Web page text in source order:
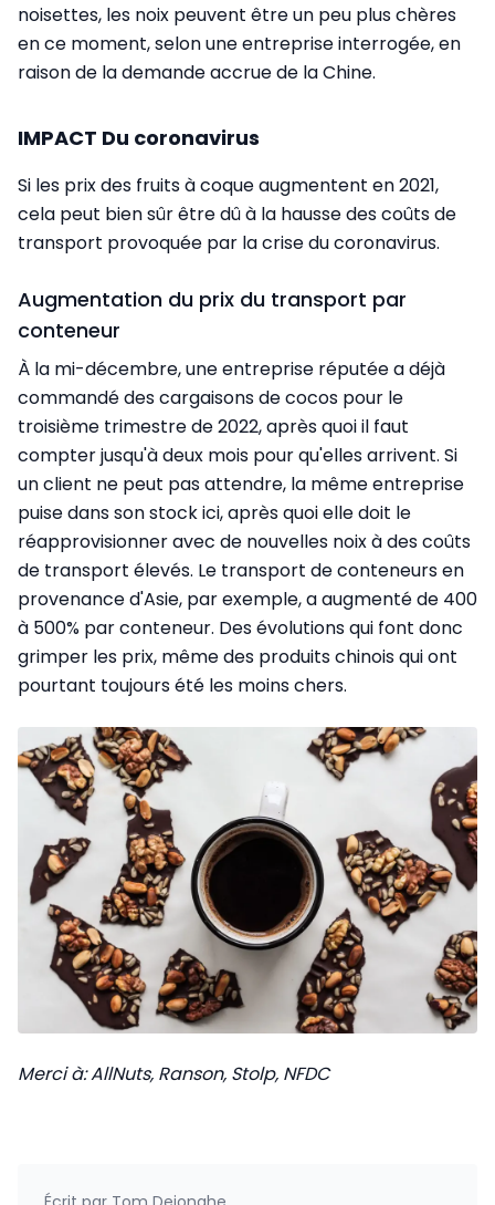
noisettes, les noix peuvent être un peu plus chères
en ce moment, selon une entreprise interrogée, en
raison de la demande accrue de la Chine.
IMPACT Du coronavirus
Si les prix des fruits à coque augmentent en 2021,
cela peut bien sûr être dû à la hausse des coûts de
transport provoquée par la crise du coronavirus.
Augmentation du prix du transport par
conteneur
À la mi-décembre, une entreprise réputée a déjà
commandé des cargaisons de cocos pour le
troisième trimestre de 2022, après quoi il faut
compter jusqu'à deux mois pour qu'elles arrivent. Si
un client ne peut pas attendre, la même entreprise
puise dans son stock ici, après quoi elle doit le
réapprovisionner avec de nouvelles noix à des coûts
de transport élevés. Le transport de conteneurs en
provenance d'Asie, par exemple, a augmenté de 400
à 500% par conteneur. Des évolutions qui font donc
grimper les prix, même des produits chinois qui ont
pourtant toujours été les moins chers.
Merci à: AllNuts, Ranson, Stolp, NFDC